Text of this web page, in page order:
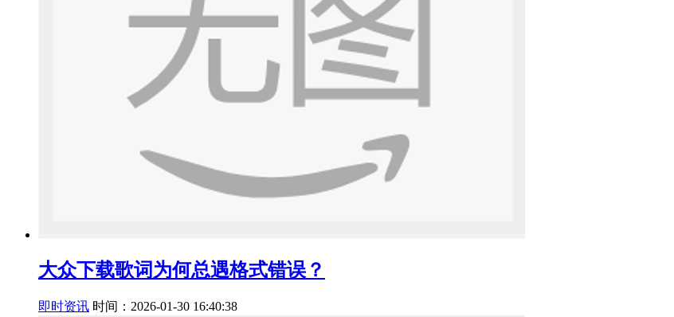
大众下载歌词为何总遇格式错误？
即时资讯 时间：2026-01-30 16:40:38